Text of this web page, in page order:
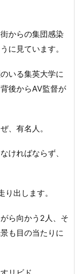
からの集団感染
に見ています。
いる集英大学に
後からAV監督が
、有名人。
ければならず、
出します。
ら向かう2人、そ
も目の当たりに